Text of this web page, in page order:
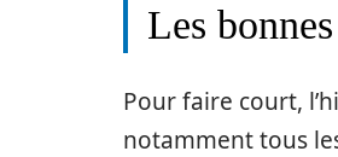
Les
Pour faire court,
notamment tous